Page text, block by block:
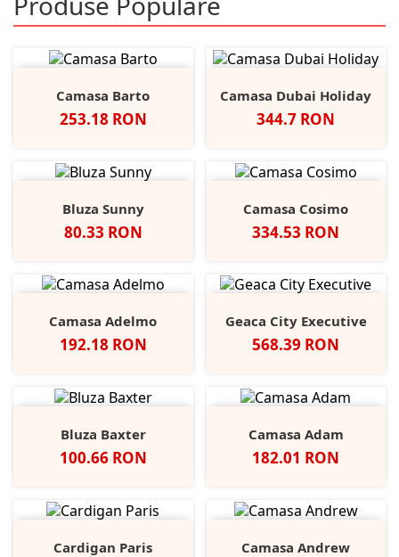
Camasa Barto
Pret
253.18 RON
Camasa Dubai Holiday
Pret
344.7 RON
Bluza Sunny
Pret
80.33 RON
Camasa Cosimo
Pret
334.53 RON
Camasa Adelmo
Pret
192.18 RON
Geaca City Executive
Pret
568.39 RON
Bluza Baxter
Pret
100.66 RON
Camasa Adam
Pret
182.01 RON
Cardigan Paris Camasa Andrew